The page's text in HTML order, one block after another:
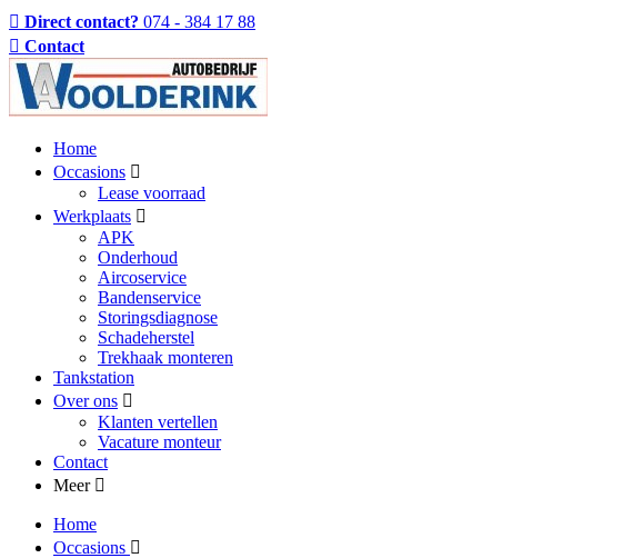
Direct contact? 074 - 384 17 88
Contact
Home
Occasions
Lease voorraad
Werkplaats
APK
Onderhoud
Aircoservice
Bandenservice
Storingsdiagnose
Schadeherstel
Trekhaak monteren
Tankstation
Over ons
Klanten vertellen
Vacature monteur
Contact
Meer
Home
Occasions